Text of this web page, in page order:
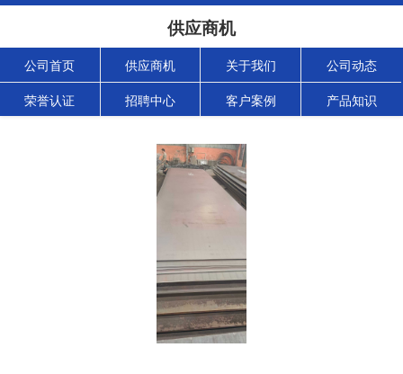
供应商机
公司首页 供应商机 关于我们 公司动态
荣誉认证 招聘中心 客户案例 产品知识